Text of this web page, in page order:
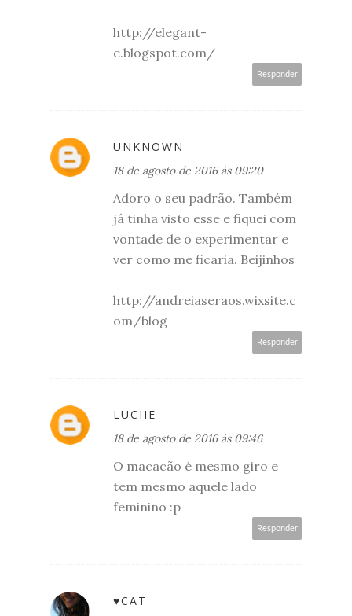
http://elegant-
e.blogspot.com/
Responder
UNKNOWN
18 de agosto de 2016 às 09:20
Adoro o seu padrão. Também
já tinha visto esse e fiquei com
vontade de o experimentar e
ver como me ficaria. Beijinhos
http://andreiaseraos.wixsite.c
om/blog
Responder
LUCIIE
18 de agosto de 2016 às 09:46
O macacão é mesmo giro e
tem mesmo aquele lado
feminino :p
Responder
♥CAT